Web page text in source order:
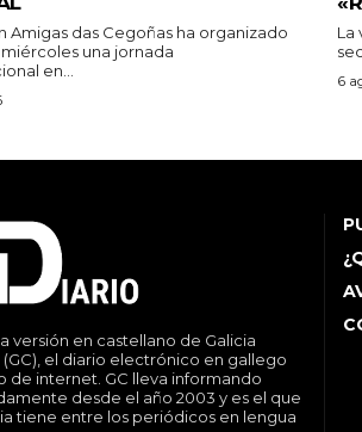
Amigas das Cegoñas ha organizado
una jornada
en...
La
6
versión en castellano de Galicia
el diario electrónico en gallego
de internet. GC lleva informando
desde el año 2003 y es el que
tiene entre los periódicos en lengua